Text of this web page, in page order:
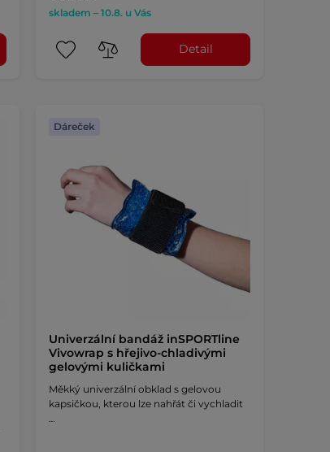
skladem – 10.8. u Vás
Detail
Dáreček
Univerzální bandáž inSPORTline
Vivowrap s hřejivo-chladivými
gelovými kuličkami
Měkký univerzální obklad s gelovou
kapsičkou, kterou lze nahřát či vychladit